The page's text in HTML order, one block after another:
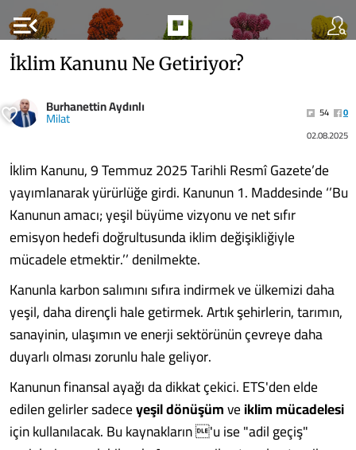
menu_open
İklim Kanunu Ne Getiriyor?
Burhanettin Aydınlı
Milat 54
0
02.08.2025
İklim Kanunu, 9 Temmuz 2025 Tarihli Resmî Gazete’de
yayımlanarak yürürlüğe girdi. Kanunun 1. Maddesinde ‘’Bu
Kanunun amacı; yeşil büyüme vizyonu ve net sıfır
emisyon hedefi doğrultusunda iklim değişikliğiyle
mücadele etmektir.’’ denilmekte.
Kanunla karbon salımını sıfıra indirmek ve ülkemizi daha
yeşil, daha dirençli hale getirmek. Artık şehirlerin, tarımın,
sanayinin, ulaşımın ve enerji sektörünün çevreye daha
duyarlı olması zorunlu hale geliyor.
Kanunun finansal ayağı da dikkat çekici. ETS'den elde
edilen gelirler sadeceyeşil dönüşümveiklim mücadelesi
için kullanılacak. Bu kaynakların 'u ise "adil geçiş"